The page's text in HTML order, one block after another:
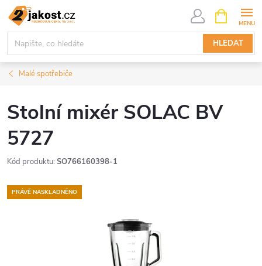
Přejít
obsah
HLEDAT
NÁKUPNÍ
KOŠÍK
Malé spotřebiče
Stolní mixér SOLAC BV
5727
Kód produktu: SO766160398-1
PRÁVĚ NASKLADNĚNO